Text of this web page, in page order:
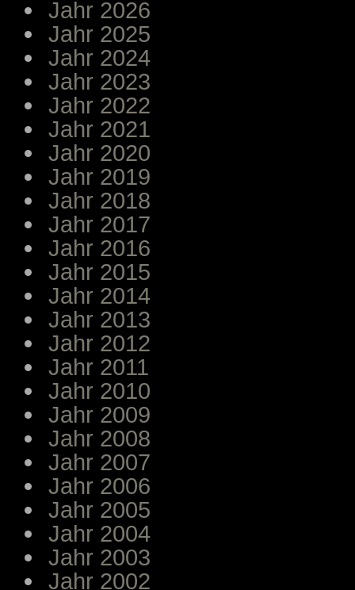
Jahr 2026
Jahr 2025
Jahr 2024
Jahr 2023
Jahr 2022
Jahr 2021
Jahr 2020
Jahr 2019
Jahr 2018
Jahr 2017
Jahr 2016
Jahr 2015
Jahr 2014
Jahr 2013
Jahr 2012
Jahr 2011
Jahr 2010
Jahr 2009
Jahr 2008
Jahr 2007
Jahr 2006
Jahr 2005
Jahr 2004
Jahr 2003
Jahr 2002